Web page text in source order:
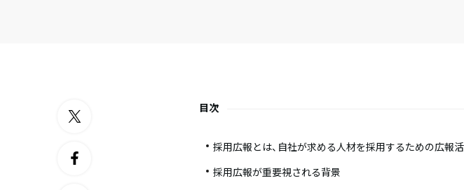
目次
採用広報とは、自社が求める人材を採用するための広報
採用広報が重要視される背景